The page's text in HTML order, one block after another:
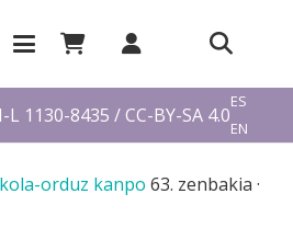
1130-8435 / CC-BY-SA 4.0
ES
EN
orduz kanpo 63. zenbakia ·